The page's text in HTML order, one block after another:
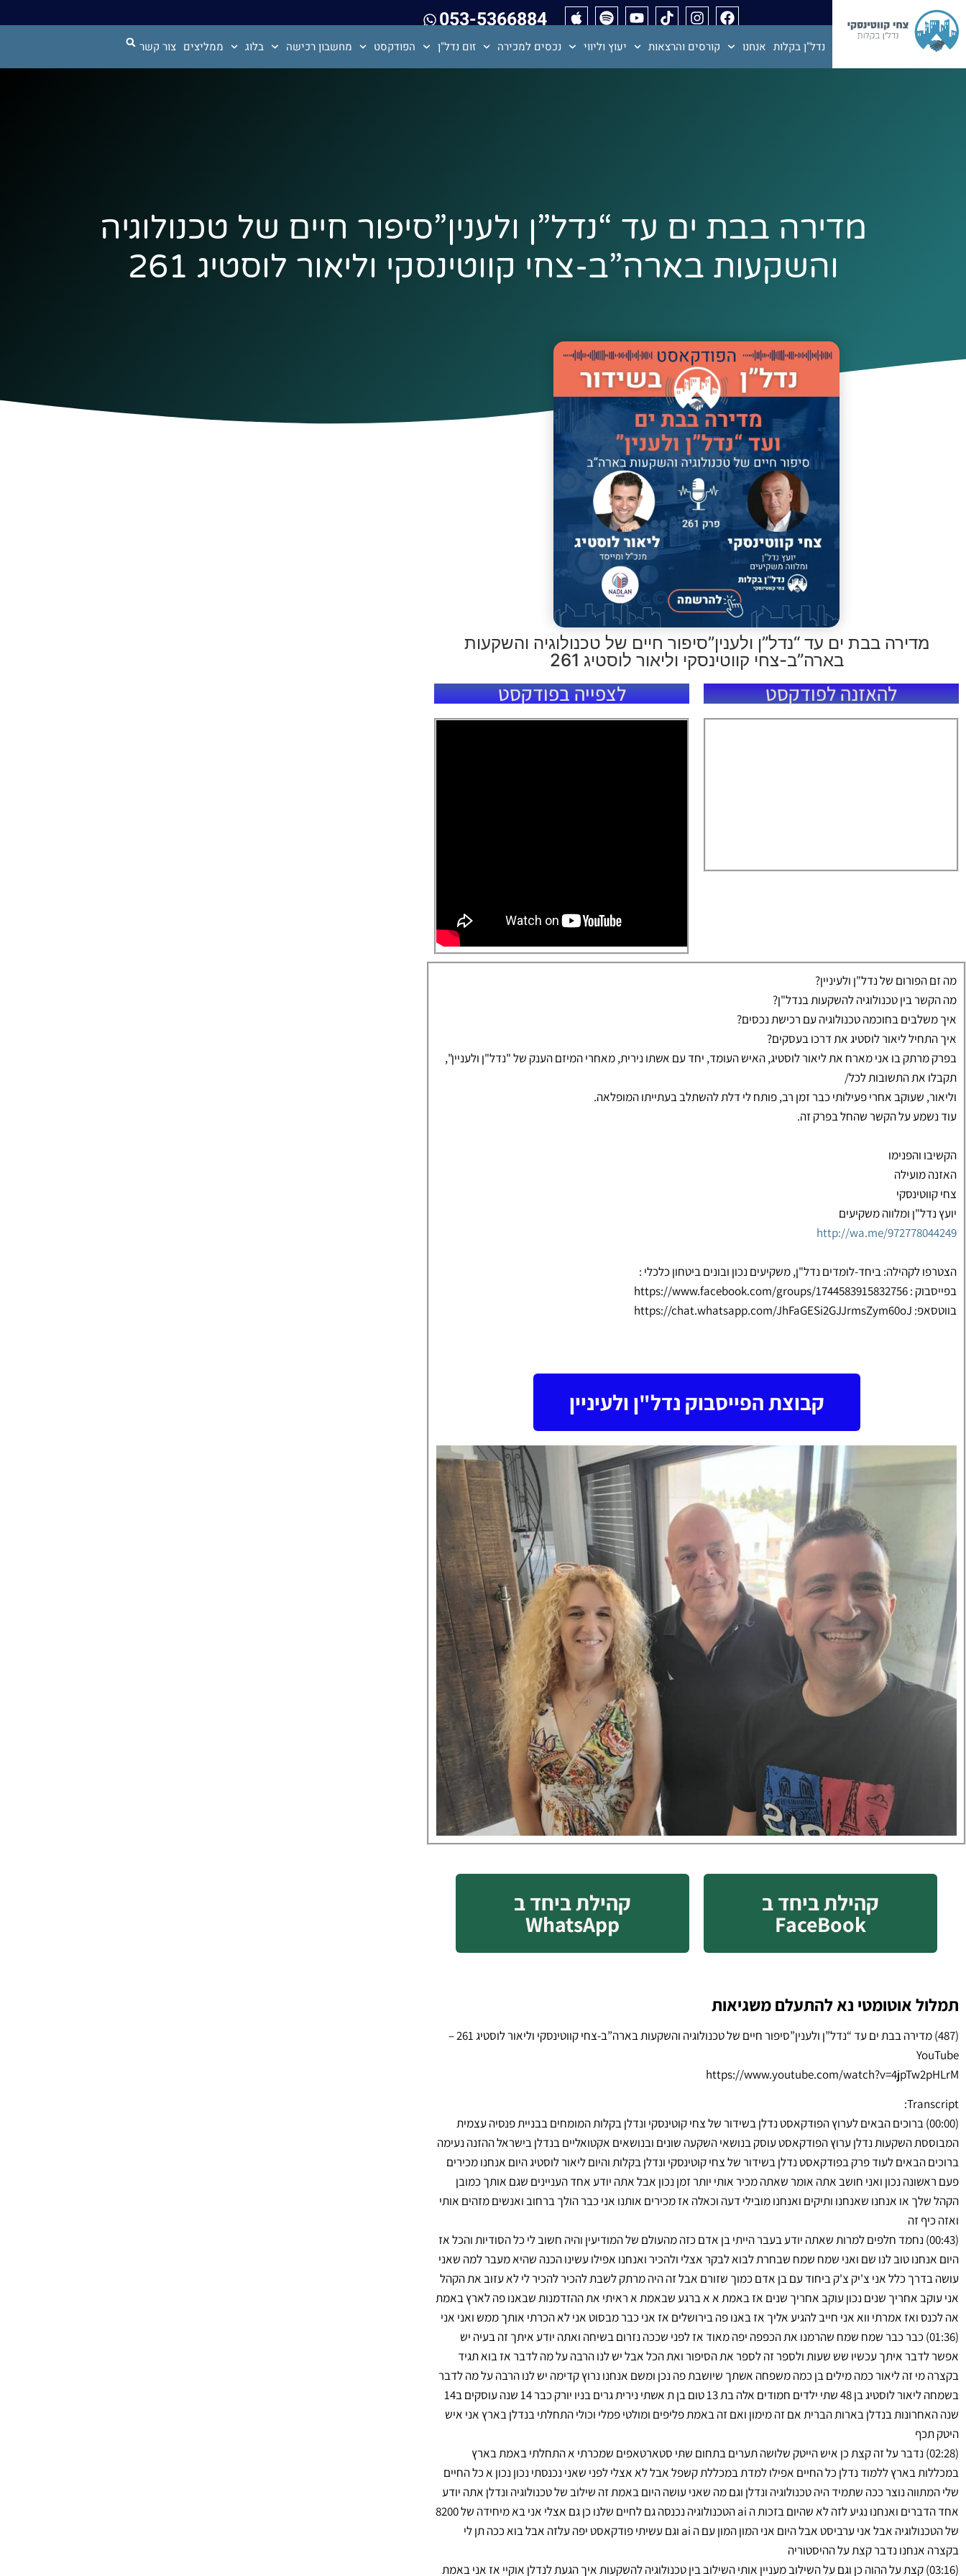
053-5366884
נדל"ן בקלות אנחנו קורסים והרצאות יעוץ וליווי נכסים למכירה זום נדל"ן הפודקסט מחשבון רכישה בלוג ממליצים צור קשר
מדירה בבת ים עד “נדל”ן ולענין”סיפור חיים של טכנולוגיה
והשקעות בארה”ב-צחי קווטינסקי וליאור לוסטיג 261
מדירה בבת ים עד “נדל”ן ולענין”סיפור חיים של טכנולוגיה והשקעות
בארה”ב-צחי קווטינסקי וליאור לוסטיג 261
להאזנה לפודקסט לצפייה בפודקסט
מה זם הפורום של נדל"ן ולעיניין?
מה הקשר בין טכנולוגיה להשקעות בנדל"ן?
איך משלבים בחוכמה טכנולוגיה עם רכישת נכסים?
איך התחיל ליאור לוסטיג את דרכו בעסקים?
בפרק מרתק בו אני מארח את ליאור לוסטיג, האיש העומד, יחד עם אשתו נירית, מאחרי המיזם הענק של "נדל"ן ולעניין",
תקבלו את התשובות לכל/
וליאור, שעוקב אחרי פעילותי כבר זמן רב, פותח לי דלת להשתלב בעתייתו המופלאה.
עוד נשמע על הקשר שהחל בפרק זה.
הקשיבו והפנימו
האזנה מועילה
צחי קווטינסקי
יועץ נדל"ן ומלווה משקיעים
http://wa.me/972778044249
הצטרפו לקהילה: ביחד-לומדים נדל"ן, משקיעים נכון ובונים ביטחון כלכלי :
בפייסבוק : https://www.facebook.com/groups/1744583915832756
בווטסאפ: https://chat.whatsapp.com/JhFaGESi2GJJrmsZym60oJ
קבוצת הפייסבוק נדל"ן ולעיניין
קהילת ביחד ב
FaceBook
קהילת ביחד ב
WhatsApp
תמלול אוטומטי נא להתעלם משגיאות
(487) מדירה בבת ים עד “נדל”ן ולענין”סיפור חיים של טכנולוגיה והשקעות בארה”ב-צחי קווטינסקי וליאור לוסטיג 261 –
YouTube
https://www.youtube.com/watch?v=4jpTw2pHLrM
Transcript:
(00:00) ברוכים הבאים לערוץ הפודקאסט נדלן בשידור של צחי קוטינסקי ונדלן בקלות המומחים בבניית פנסיה עצמית
המבוססת השקעות נדלן ערוץ הפודקאסט עוסק בנושאי השקעה שונים ובנושאים אקטואליים בנדלן בישראל ההזנה נעימה
ברוכים הבאים לעוד פרק בפודקאסט נדלן בשידור של צחי קוטינסקי ונדלן בקלות והיום ליאור לוסטיג היום אנחנו מכירים
פעם ראשונה נכון ואני חושב אתה אומר שאתה מכיר אותי יותר זמן נכון אבל אתה יודע אחד העניינים שגם אותך כמובן
הקהל שלך או אנחנו שאנחנו ותיקים ואנחנו מובילי דעה וכאלה אז מכירים אותנו אני כבר הולך ברחוב ואנשים מזהים אותי
ואזה כיף זה
(00:43) נחמד חלפים למרות שאתה יודע בעבר הייתי בן אדם כזה מהעולם של המודיעין והיה חשוב לי כל הסודיות והכל אז
היום אנחנו טוב לנו שם ואני שמח שמח שבחרת לבוא לבקר אצלי ולהכיר ואנחנו אפילו עשינו הכנה שהיא מעבר למה שאני
עושה בדרך כלל אני צ'יק צ'ק ביחוד עם בן אדם כמוך שזורם אבל זה היה מרתק לשבת להכיר להכיר לי לא עזוב את הקהל
אני עוקב אחריך שנים נכון עוקב אחריך שנים אז באמת א א ברגע שבאמת א ראיתי את ההזדמנות שבאנו פה לארץ באמת
אה לכנס ואז אמרתי ווא אני חייב להגיע אליך אז באנו פה בירושלים אז אני כבר מבסוט אני לא הכרתי אותך ממש ואני אני
(01:36) כבר כבר שמח שמח שהרמנו את הכפפה יפה מאוד אז לפני שככה נזרום בשיחה ואתה יודע איתך זה בעיה יש
אפשר לדבר איתך עכשיו שש שעות ולספר זה לספר את הסיפור ואת הכל אבל יש לנו הרבה על מה לדבר אז בוא תגיד
בקצרה מי זה ליאור כמה מילים בן כמה משפחה אשתך שיושבת פה נכן ומשם אנחנו נרוץ קדימה יש לנו הרבה על מה לדבר
בשמחה ליאור לוסטיג בן 48 שתי ילדים חמודים אלה בת 13 טום בן ת אשתי נירית גרים בניו יורק כבר 14 שנה עוסקים ב14
שנה האחרונות בנדלן בארות הברית אם זה מימון ואם זה באמת פליפים ומולטי פמלי וכולי התחלתי בנדלן בארץ אני איש
היטק תכף
(02:28) נדבר על זה קצת כן איש הייטק שלושה תערים בתחום שתי סטארטאפים שמכרתי א התחלתי באמת בארץ
במכללות בארץ ללמוד נדלן כל החיים אפילו למדת במכללת קשפל אבל לא אצלי לפני שאני נכנסתי נכון נכון א כל החיים
שלי המתווה נוצר ככה שתמיד היה טכנולוגיה ונדלן וגם מה שאני עושה היום באמת זה שילוב של טכנולוגיה ונדלן אתה יודע
אחד הדברים ואנחנו נגיע לזה לא שהיום בזכות ה ai הטכנולוגיה נכנסה גם לחיים שלנו כן גם אצלי אני בא מיחידה של 8200
של הטכנולוגיה אבל אני ערביסט אבל היום אני המון המון עם ה ai וגם עשיתי פודקאסט יפה עלזה אבל בוא ככה תן לי
בקצרה אנחנו נדבר קצת על ההיסטוריה
(03:16) קצת על ההוה כן וגם על השילוב מעניין אותי השילוב בין טכנולוגיה להשקעות איך הגעת לנדלן אוקיי אז אני באמת